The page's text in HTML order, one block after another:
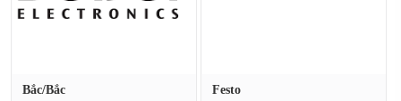
Bắc/Bắc Festo